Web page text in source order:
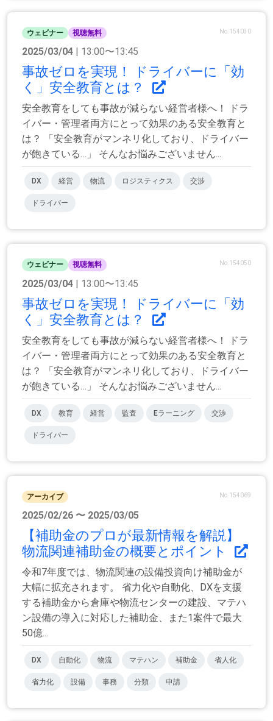
ウェビナー 視聴無料 No.154030
2025/03/04 | 13:00〜13:45
事故ゼロを実現！ ドライバーに「効
く」安全教育とは？
安全教育をしても事故が減らない経営者様へ！ ドラ
イバー・管理者両方にとって効果のある安全教育と
は？ 「安全教育がマンネリ化しており、ドライバー
が飽きている…」 そんなお悩みございません...
DX 経営 物流 ロジスティクス 交渉
ドライバー
ウェビナー 視聴無料 No.154050
2025/03/04 | 13:00〜13:45
事故ゼロを実現！ ドライバーに「効
く」安全教育とは？
安全教育をしても事故が減らない経営者様へ！ ドラ
イバー・管理者両方にとって効果のある安全教育と
は？ 「安全教育がマンネリ化しており、ドライバー
が飽きている…」 そんなお悩みございません...
DX 教育 経営 監査 Eラーニング 交渉
ドライバー
アーカイブ No.154069
2025/02/26 〜 2025/03/05
【補助⾦のプロが最新情報を解説】
物流関連補助金の概要とポイント
令和7年度では、物流関連の設備投資向け補助金が
大幅に拡充されます。 省力化や自動化、DXを支援
する補助金から倉庫や物流センターの建設、マテハ
ン設備の導入に対応した補助⾦、また1案件で最大
50億...
DX 自動化 物流 マテハン 補助金 省人化
省力化 設備 事務 分類 申請